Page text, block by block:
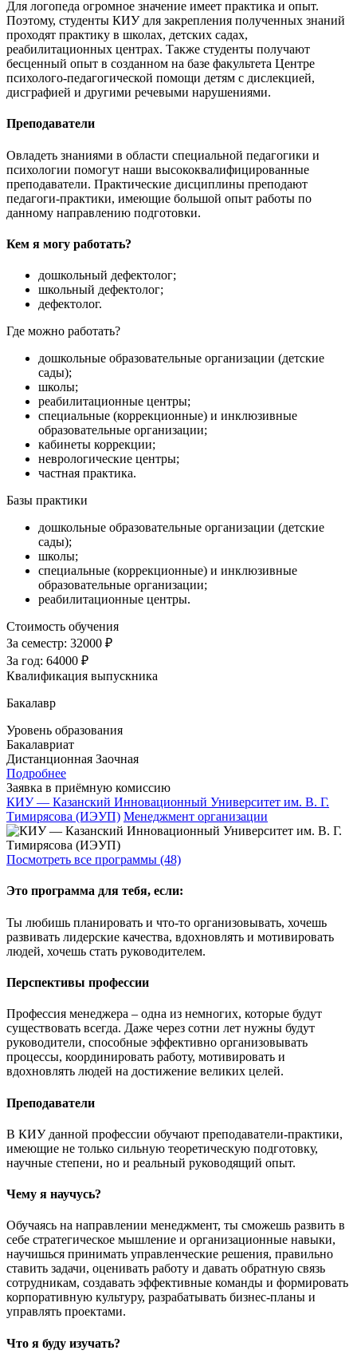
Для логопеда огромное значение имеет практика и опыт.
Поэтому, студенты КИУ для закрепления полученных знаний
проходят практику в школах, детских садах,
реабилитационных центрах. Также студенты получают
бесценный опыт в созданном на базе факультета Центре
психолого-педагогической помощи детям с дислекцией,
дисграфией и другими речевыми нарушениями.
Преподаватели
Овладеть знаниями в области специальной педагогики и
психологии помогут наши высококвалифицированные
преподаватели. Практические дисциплины преподают
педагоги-практики, имеющие большой опыт работы по
данному направлению подготовки.
Кем я могу работать?
дошкольный дефектолог;
школьный дефектолог;
дефектолог.
Где можно работать?
дошкольные образовательные организации (детские
сады);
школы;
реабилитационные центры;
специальные (коррекционные) и инклюзивные
образовательные организации;
кабинеты коррекции;
неврологические центры;
частная практика.
Базы практики
дошкольные образовательные организации (детские
сады);
школы;
специальные (коррекционные) и инклюзивные
образовательные организации;
реабилитационные центры.
Стоимость обучения
За семестр: 32000 ₽
За год: 64000 ₽
Квалификация выпускника
Бакалавр
Уровень образования
Бакалавриат
Дистанционная Заочная
Подробнее
Заявка в приёмную комиссию
КИУ — Казанский Инновационный Университет им. В. Г.
Тимирясова (ИЭУП) Менеджмент организации
Посмотреть все программы (48)
Это программа для тебя, если:
Ты любишь планировать и что-то организовывать, хочешь
развивать лидерские качества, вдохновлять и мотивировать
людей, хочешь стать руководителем.
Перспективы профессии
Профессия менеджера – одна из немногих, которые будут
существовать всегда. Даже через сотни лет нужны будут
руководители, способные эффективно организовывать
процессы, координировать работу, мотивировать и
вдохновлять людей на достижение великих целей.
Преподаватели
В КИУ данной профессии обучают преподаватели-практики,
имеющие не только сильную теоретическую подготовку,
научные степени, но и реальный руководящий опыт.
Чему я научусь?
Обучаясь на направлении менеджмент, ты сможешь развить в
себе стратегическое мышление и организационные навыки,
научишься принимать управленческие решения, правильно
ставить задачи, оценивать работу и давать обратную связь
сотрудникам, создавать эффективные команды и формировать
корпоративную культуру, разрабатывать бизнес-планы и
управлять проектами.
Что я буду изучать?